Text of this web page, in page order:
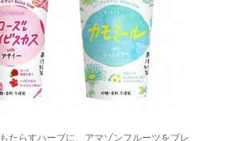
たらすハーブに、アマゾンフルーツをブレ